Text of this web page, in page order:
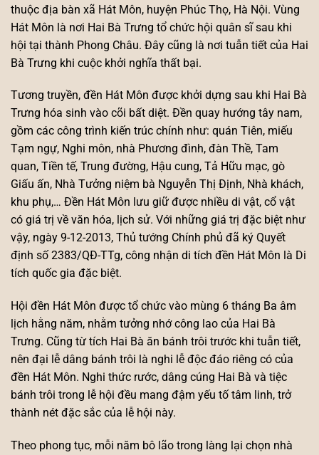
thuộc địa bàn xã Hát Môn, huyện Phúc Thọ, Hà Nội. Vùng
Hát Môn là nơi Hai Bà Trưng tổ chức hội quân sĩ sau khi
hội tại thành Phong Châu. Đây cũng là nơi tuẫn tiết của Hai
Bà Trưng khi cuộc khởi nghĩa thất bại.
Tương truyền, đền Hát Môn được khởi dựng sau khi Hai Bà
Trưng hóa sinh vào cõi bất diệt. Đền quay hướng tây nam,
gồm các công trình kiến trúc chính như: quán Tiên, miếu
Tạm ngự, Nghi môn, nhà Phương đình, đàn Thề, Tam
quan, Tiền tế, Trung đường, Hậu cung, Tả Hữu mạc, gò
Giấu ấn, Nhà Tưởng niệm bà Nguyễn Thị Định, Nhà khách,
khu phụ,… Đền Hát Môn lưu giữ được nhiều di vật, cổ vật
có giá trị về văn hóa, lịch sử. Với những giá trị đặc biệt như
vậy, ngày 9-12-2013, Thủ tướng Chính phủ đã ký Quyết
định số 2383/QĐ-TTg, công nhận di tích đền Hát Môn là Di
tích quốc gia đặc biệt.
Hội đền Hát Môn được tổ chức vào mùng 6 tháng Ba âm
lịch hằng năm, nhằm tưởng nhớ công lao của Hai Bà
Trưng. Cũng từ tích Hai Bà ăn bánh trôi trước khi tuẫn tiết,
nên đại lễ dâng bánh trôi là nghi lễ độc đáo riêng có của
đền Hát Môn. Nghi thức rước, dâng cúng Hai Bà và tiệc
bánh trôi trong lễ hội đều mang đậm yếu tố tâm linh, trở
thành nét đặc sắc của lễ hội này.
Theo phong tục, mỗi năm bô lão trong làng lại chọn nhà